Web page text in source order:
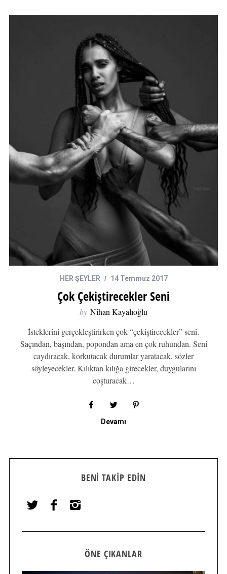
HER ŞEYLER 14 Temmuz 2017
Çok Çekiştirecekler Seni
by Nihan Kayalıoğlu
İsteklerini gerçekleştirirken çok “çekiştirecekler” seni.
Saçından, başından, popondan ama en çok ruhundan. Seni
caydıracak, korkutacak durumlar yaratacak, sözler
söyleyecekler. Kılıktan kılığa girecekler, duygularını
coşturacak…
Devamı
BENI TAKIP EDIN
ÖNE ÇIKANLAR